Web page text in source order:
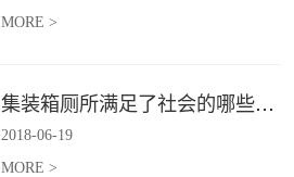
MORE >
集装箱厕所满足了社会的哪些需求
2018-06-19
MORE >